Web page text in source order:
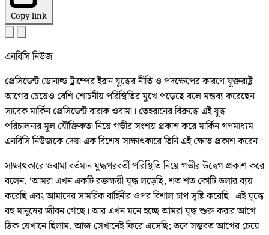
Copy link
এনবিসি নিউজ
প্রেসিডেন্ট ডোনাল্ড ট্রাম্পের ইরান যুদ্ধের নীতি ও পদক্ষেপের কারণে যুক্তরাষ্ট্র
আগের চেয়েও বেশি শোচনীয় পরিস্থিতির মুখে পড়েছে বলে মন্তব্য করেছেন
সাবেক মার্কিন প্রেসিডেন্ট বারাক ওবামা। তেহরানের বিরুদ্ধে এই যুদ্ধ
পরিচালনার মূল যৌক্তিকতা নিয়ে গভীর সংশয় প্রকাশ করে মার্কিন গণমাধ্যম
এনবিসি নিউজকে দেয়া এক বিশেষ সাক্ষাৎকারে তিনি এই ক্ষোভ প্রকাশ করেন।
সাক্ষাৎকারে ওবামা বর্তমান যুদ্ধপরবর্তী পরিস্থিতি নিয়ে গভীর উদ্বেগ প্রকাশ করে
বলেন, ‘আমরা এখন একটি রক্তক্ষয়ী যুদ্ধ লড়েছি, শত শত কোটি ডলার ব্যয়
করেছি এবং আমাদের সামরিক বাহিনীর ওপর বিশাল চাপ সৃষ্টি করেছি। এই যুদ্ধে
বহু মানুষের জীবন গেছে। আর এখন মনে হচ্ছে আমরা যুদ্ধ শুরু করার আগে
ঠিক যেখানে ছিলাম, আজ সেখানেই ফিরে এসেছি; তবে সম্ভবত আগের চেয়ে